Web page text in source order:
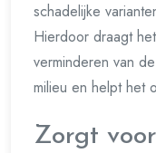
schadelijke
Hierdoor draagt
verminderen van
milieu en helpt het
Zorgt